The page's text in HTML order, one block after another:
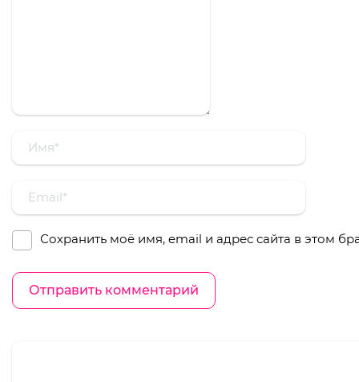
Сохранить моё имя, email и адрес сайта в этом